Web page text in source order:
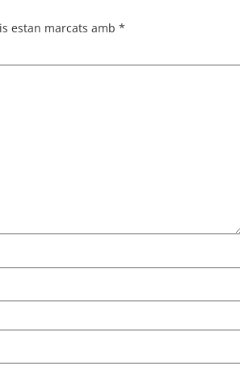
estan marcats amb *